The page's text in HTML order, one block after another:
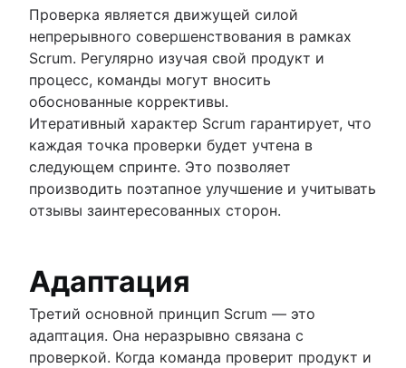
Проверка является движущей силой
непрерывного совершенствования в рамках
Scrum. Регулярно изучая свой продукт и
процесс, команды могут вносить
обоснованные коррективы.
Итеративный характер Scrum гарантирует, что
каждая точка проверки будет учтена в
следующем спринте. Это позволяет
производить поэтапное улучшение и учитывать
отзывы заинтересованных сторон.
Адаптация
Третий основной принцип Scrum — это
адаптация. Она неразрывно связана с
проверкой. Когда команда проверит продукт и